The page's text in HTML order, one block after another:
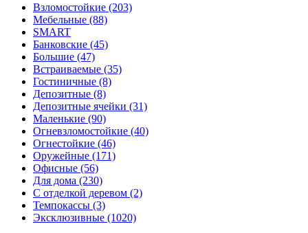
Взломостойкие (203)
Мебельные (88)
SMART
Банковские (45)
Большие (47)
Встраиваемые (35)
Гостиничные (8)
Депозитные (8)
Депозитные ячейки (31)
Маленькие (90)
Огневзломостойкие (40)
Огнестойкие (46)
Оружейные (171)
Офисные (56)
Для дома (230)
С отделкой деревом (2)
Темпокассы (3)
Эксклюзивные (1020)